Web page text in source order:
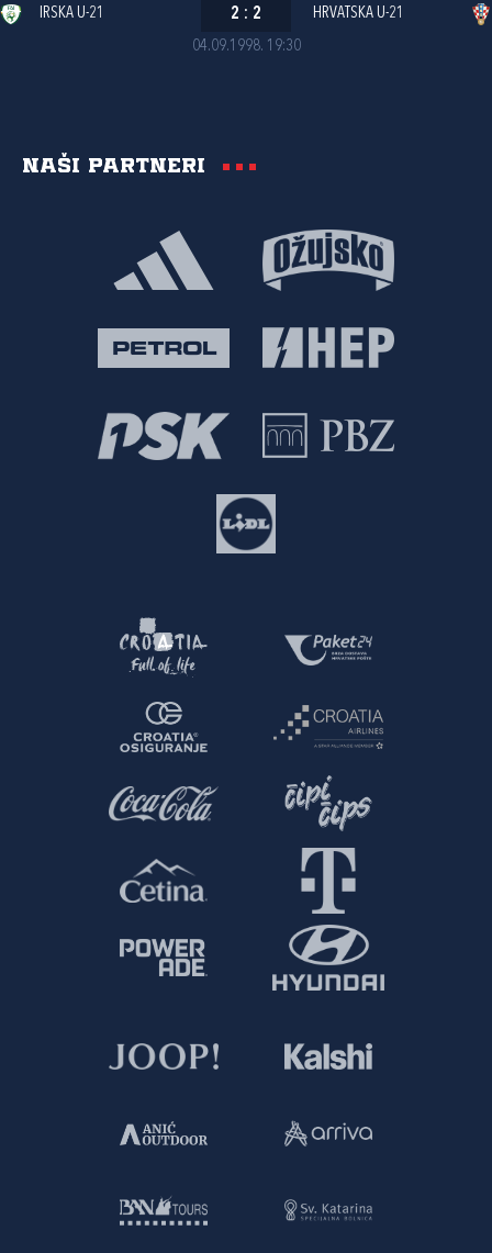
04.09.1998. 19:30
IRSKA U-21 2 : 2 HRVATSKA U-21
Naši partneri